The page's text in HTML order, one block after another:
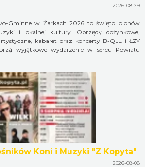
2026-08-29
Gminne w Żarkach 2026 to święto plonów
i lokalnej kultury. Obrzędy dożynkowe,
kabaret oraz koncerty B-QLL i ŁZY
wyjątkowe wydarzenie w sercu Powiatu
Koni i Muzyki "Z Kopyta"
2026-08-08